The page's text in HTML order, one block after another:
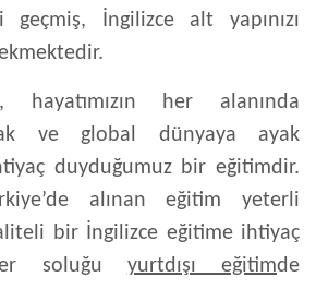
İngilizce alt yapınızı
hayatımızın her alanında
ve global dünyaya ayak
duyduğumuz bir eğitimdir.
alınan eğitim yeterli
bir İngilizce eğitime ihtiyaç
soluğu yurtdışı eğitimde